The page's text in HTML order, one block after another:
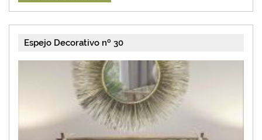
Espejo Decorativo nº 30